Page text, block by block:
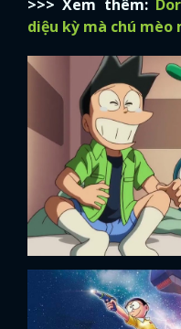
>>> Xem thêm:
diệu kỳ mà chú